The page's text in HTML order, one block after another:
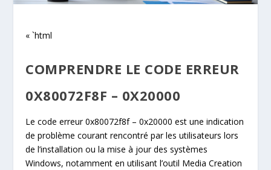
« `html
COMPRENDRE LE CODE ERREUR
0X80072F8F – 0X20000
Le code erreur 0x80072f8f – 0x20000 est une indication
de problème courant rencontré par les utilisateurs lors
de l’installation ou la mise à jour des systèmes
Windows, notamment en utilisant l’outil Media Creation